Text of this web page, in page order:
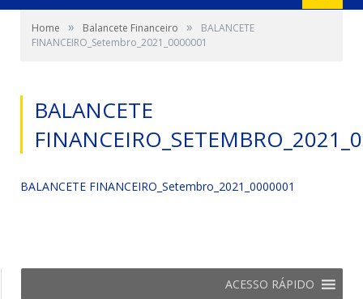
Home » Balancete Financeiro »
BALANCETE
FINANCEIRO_Setembro_2021_0000001
BALANCETE
BALANCETE FINANCEIRO_Setembro_2021_0000001
ACESSO RÁPIDO